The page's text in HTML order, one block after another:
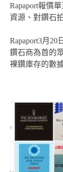
Rapaport報價
資源、對鑽石
Rapaport3月
鑽石商為首的
裸鑽庫存的數